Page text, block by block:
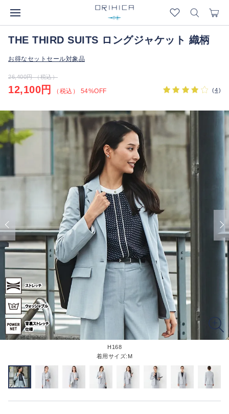
THE THIRD SUITS ロングジャケット 織柄
お得なセットセール対象品
26,400円 （税込）
12,100円 （税込） 54%OFF (4)
H168
着用サイズ:M